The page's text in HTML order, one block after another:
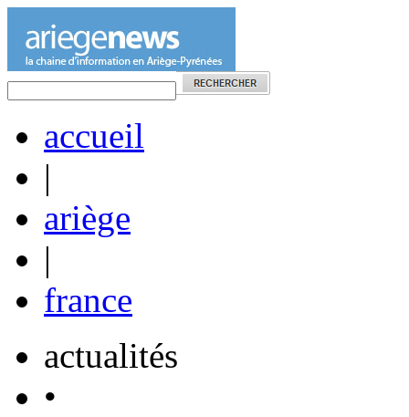
accueil
|
ariège
|
france
actualités
•